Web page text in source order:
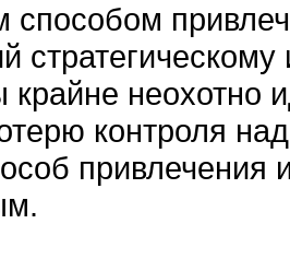
крайне неохотно
контроля
привлечения